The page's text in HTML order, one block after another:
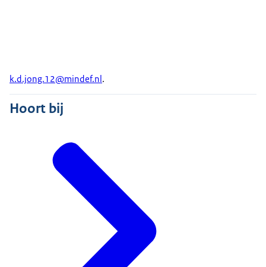
k.d.jong.12@mindef.nl.
Hoort bij